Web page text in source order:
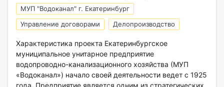
МУП "Водоканал" г. Екатеринбург
Управление договорами
Делопроизводство
Характеристика проекта Екатеринбургское
муниципальное унитарное предприятие
водопроводно-канализационного хозяйства (МУП
«Водоканал») начало своей деятельности ведет с 1925